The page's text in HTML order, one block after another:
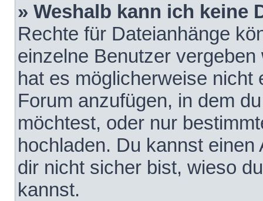
» Weshalb kann ich keine
Rechte für Dateianhänge
einzelne Benutzer
hat es möglicherweise nicht
Forum anzufügen, in dem
möchtest, oder nur
hochladen. Du kannst
dir nicht sicher bist, wieso
kannst.